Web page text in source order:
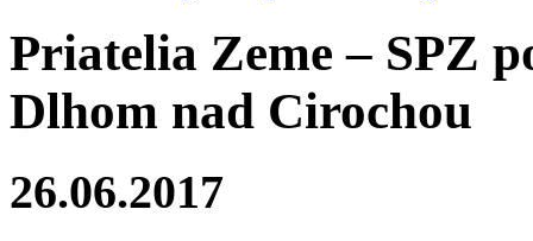
Priatelia Zeme – SPZ
Dlhom nad Cirochou
26.06.2017